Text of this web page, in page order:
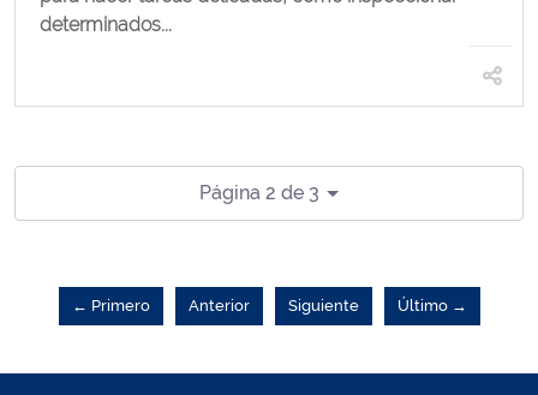
determinados...
Página 2 de 3
← Primero Anterior Siguiente Último →